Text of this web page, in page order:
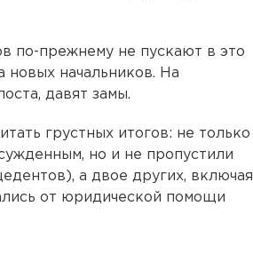
по-прежнему не пускают в это
новых начальников. На
давят замы.
грустных итогов: не только
но и не пропустили
а двое других, включая
от юридической помощи